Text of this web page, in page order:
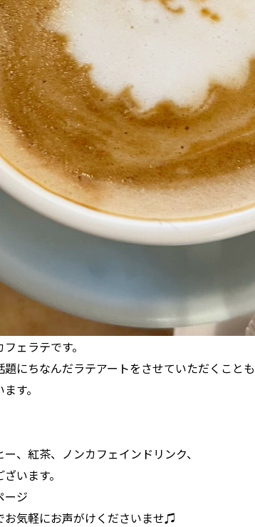
ェラテです。
にちなんだラテアートをさせていただくことも
す。
、紅茶、ノンカフェインドリンク、
います。
ージ
お気軽にお声がけくださいませ♫